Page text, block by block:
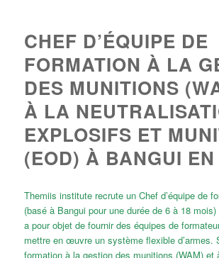
CHEF D’ÉQUIPE DE
FORMATION À LA
DES MUNITIONS
À LA
EXPLOSIFS ET
(EOD) À BANGUI
Themiis institute recrute un Chef d’équipe de
(basé à Bangui pour une durée de 6 à 18
a pour objet de fournir des équipes de
mettre en œuvre un système flexible d’armes.
formation à la gestion des munitions (WAM) et